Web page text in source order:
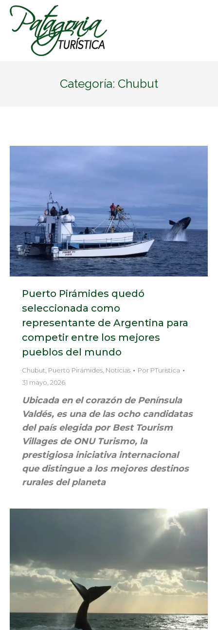
Categoría: Chubut
Puerto Pirámides quedó
seleccionada como
representante de Argentina para
competir entre los mejores
pueblos del mundo
Chubut Puerto Pirámides Noticias Por PTuristica
31 mayo, 2026
Ubicada en el corazón de Península
Valdés, es una de las ocho candidatas
del país elegida por Best Tourism
Villages de ONU Turismo, la
prestigiosa iniciativa internacional
que distingue a los mejores destinos
rurales del planeta